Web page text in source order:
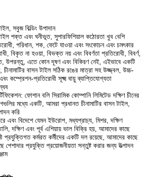
সবুজ বিল্ডিং উপাদান
শক্ত এবং ঘনীভূত, সুপারফিশিয়াল কঠোরতা খুব বেশি
পরিধান, শক, ফেটে যাওয়া এবং সংকোচন এবং চমৎকার
বিকৃত না হওয়া, বিভক্ত নয় এবং বিবর্ণতা প্রতিরোধী, বিবর্ণ,
উপরন্তু, এতে কোন দূষণ এবং বিকিরণ নেই, এইভাবে একটি
চীনামাটির বাসন টাইল সঠিক রঙের মাত্রা সহ উজ্জ্বল, উচ্চ-
কম্প্রেশন-প্রতিরোধী সূক্ষ্ম বায়ু ব্যাপ্তিযোগ্যতা
ফোশান বলি সিরামিক কোম্পানি লিমিটেড দক্ষিণ চীনের
মধ্যে একটি, আমরা প্রধানত চীনামাটির বাসন টাইল,
করি
এবং বিদেশে যেমন ইউরোপ, মধ্যপ্রাচ্য, মিশর, দক্ষিণ
দক্ষিণ এবং পূর্ব এশিয়ায় ভাল বিক্রি হয়, আমাদের কাছে
প্রযুক্তিগত কর্মরত কর্মীদের একটি দল রয়েছে, আমাদের কাছে
পেশাদার প্রযুক্তি প্রয়োজনীয়তা সন্তুষ্ট করার জন্য উত্পাদন